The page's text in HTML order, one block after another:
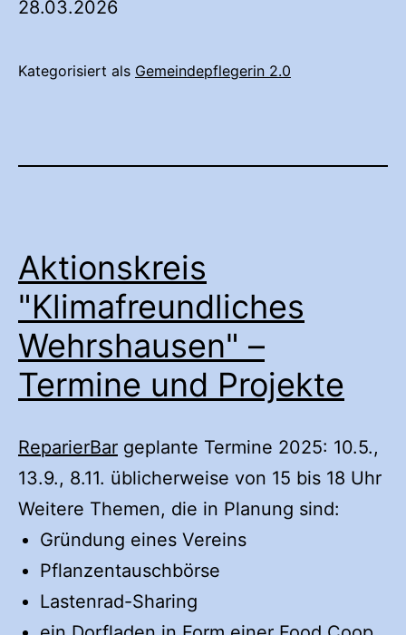
28.03.2026
Kategorisiert als Gemeindepflegerin 2.0
Aktionskreis
"Klimafreundliches
Wehrshausen" –
Termine und Projekte
ReparierBar geplante Termine 2025: 10.5.,
13.9., 8.11. üblicherweise von 15 bis 18 Uhr
Weitere Themen, die in Planung sind:
Gründung eines Vereins
Pflanzentauschbörse
Lastenrad-Sharing